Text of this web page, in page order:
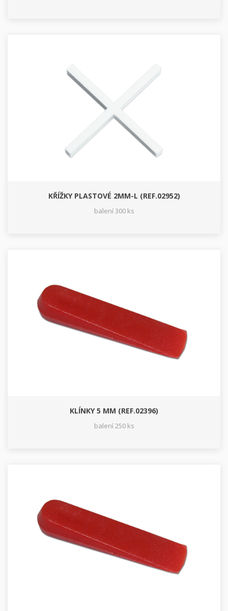
KŘÍŽKY PLASTOVÉ 2MM-L (REF.02952)
balení 300 ks
KLÍNKY 5 MM (REF.02396)
balení 250 ks